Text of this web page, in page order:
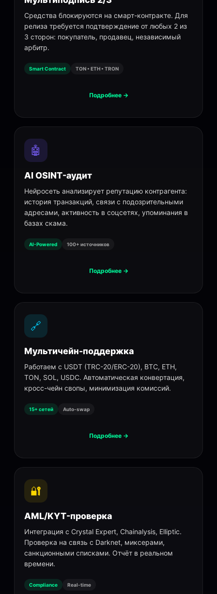
Средства блокируются на смарт-контракте. Для
релиза требуется подтверждение от любых 2 из
3 сторон: покупатель, продавец, независимый
арбитр.
Smart Contract TON • ETH • TRON
Подробнее →
🤖
AI OSINT-аудит
Нейросеть анализирует репутацию контрагента:
история транзакций, связи с подозрительными
адресами, активность в соцсетях, упоминания в
базах скама.
AI-Powered 100+ источников
Подробнее →
🔗
Мультичейн-поддержка
Работаем с USDT (TRC-20/ERC-20), BTC, ETH,
TON, SOL, USDC. Автоматическая конвертация,
кросс-чейн свопы, минимизация комиссий.
15+ сетей Auto-swap
Подробнее →
🔐
AML/KYT-проверка
Интеграция с Crystal Expert, Chainalysis, Elliptic.
Проверка на связь с Darknet, миксерами,
санкционными списками. Отчёт в реальном
времени.
Compliance Real-time